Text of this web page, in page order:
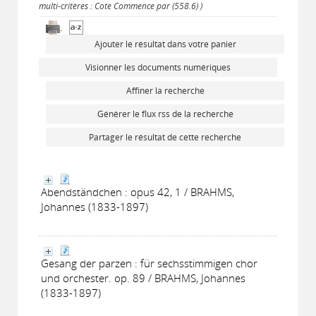
multi-critères : Cote Commence par (558.6) )
Ajouter le résultat dans votre panier
Visionner les documents numériques
Affiner la recherche
Générer le flux rss de la recherche
Partager le résultat de cette recherche
Abendständchen : opus 42, 1 / BRAHMS,
Johannes (1833-1897)
Gesang der parzen : für sechsstimmigen chor
und orchester. op. 89 / BRAHMS, Johannes
(1833-1897)